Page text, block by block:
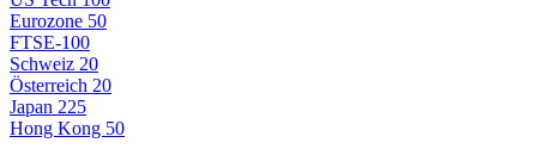
Eurozone 50
FTSE-100
Schweiz 20
Österreich 20
Japan 225
Hong Kong 50